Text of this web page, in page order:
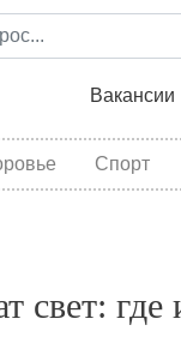
Вакансии
Спорт
свет: где